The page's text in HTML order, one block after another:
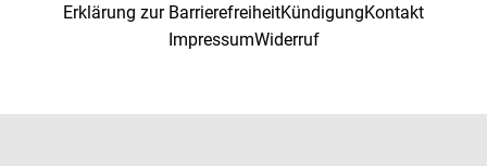
Erklärung zur BarrierefreiheitKündigungKontakt
ImpressumWiderruf